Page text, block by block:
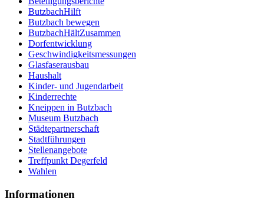
ButzbachHilft
Butzbach bewegen
ButzbachHältZusammen
Dorfentwicklung
Geschwindigkeitsmessungen
Glasfaserausbau
Haushalt
Kinder- und Jugendarbeit
Kinderrechte
Kneippen in Butzbach
Museum Butzbach
Städtepartnerschaft
Stadtführungen
Stellenangebote
Treffpunkt Degerfeld
Wahlen
Informationen